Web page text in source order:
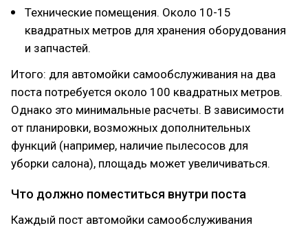
Технические помещения. Около 10-15
квадратных метров для хранения оборудования
и запчастей.
Итого: для автомойки самообслуживания на два
поста потребуется около 100 квадратных метров.
Однако это минимальные расчеты. В зависимости
от планировки, возможных дополнительных
функций (например, наличие пылесосов для
уборки салона), площадь может увеличиваться.
Что должно поместиться внутри поста
Каждый пост автомойки самообслуживания